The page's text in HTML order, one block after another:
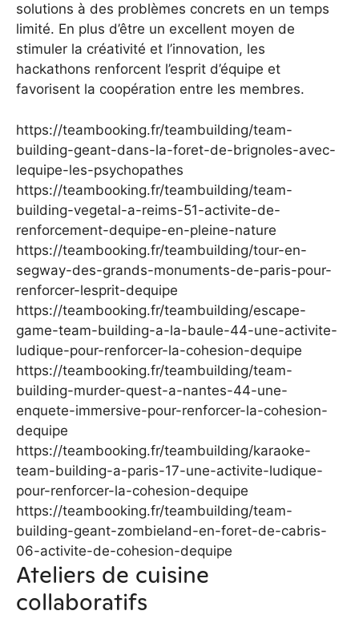
solutions à des problèmes concrets en un temps
limité. En plus d’être un excellent moyen de
stimuler la créativité et l’innovation, les
hackathons renforcent l’esprit d’équipe et
favorisent la coopération entre les membres.
https://teambooking.fr/teambuilding/team-
building-geant-dans-la-foret-de-brignoles-avec-
lequipe-les-psychopathes
https://teambooking.fr/teambuilding/team-
building-vegetal-a-reims-51-activite-de-
renforcement-dequipe-en-pleine-nature
https://teambooking.fr/teambuilding/tour-en-
segway-des-grands-monuments-de-paris-pour-
renforcer-lesprit-dequipe
https://teambooking.fr/teambuilding/escape-
game-team-building-a-la-baule-44-une-activite-
ludique-pour-renforcer-la-cohesion-dequipe
https://teambooking.fr/teambuilding/team-
building-murder-quest-a-nantes-44-une-
enquete-immersive-pour-renforcer-la-cohesion-
dequipe
https://teambooking.fr/teambuilding/karaoke-
team-building-a-paris-17-une-activite-ludique-
pour-renforcer-la-cohesion-dequipe
https://teambooking.fr/teambuilding/team-
building-geant-zombieland-en-foret-de-cabris-
06-activite-de-cohesion-dequipe
Ateliers de cuisine
collaboratifs